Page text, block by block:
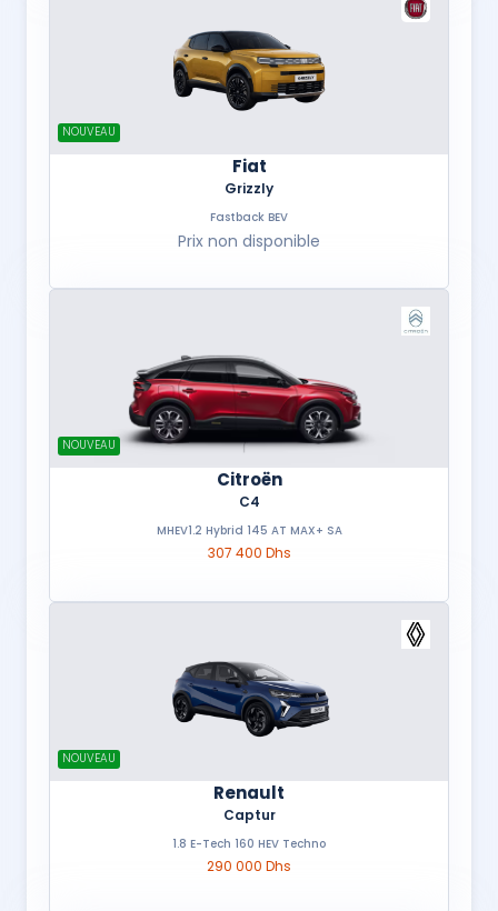
NOUVEAU
Fiat
Grizzly
Fastback BEV
Prix non disponible
NOUVEAU
Citroën
C4
MHEV1.2 Hybrid 145 AT MAX+ SA
307 400 Dhs
NOUVEAU
Renault
Captur
1.8 E-Tech 160 HEV Techno
290 000 Dhs